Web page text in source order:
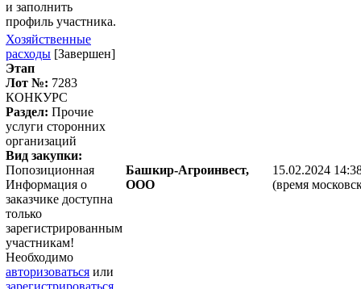
и заполнить
профиль участника.
Хозяйственные
расходы [Завершен]
Этап
Лот №: 7283
КОНКУРС
Раздел: Прочие
услуги сторонних
организаций
Вид закупки:
Попозиционная
Информация о
заказчике доступна
только
зарегистрированным
участникам!
Необходимо
авторизоваться или
зарегистрироваться
Башкир-Агроинвест,
ООО
15.02.2024
(время